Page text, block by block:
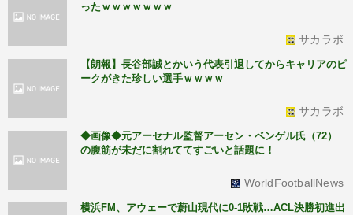
ったｗｗｗｗｗｗｗ
サカラボ
【朗報】長谷部誠とかいう代表引退してからキャリアのピ
ークがきた珍しい選手ｗｗｗｗ
サカラボ
◆画像◆元アーセナル監督アーセン・ベンゲル氏（72）
の腹筋が未だに割れててすごいと話題に！
WorldFootballNews
横浜FM、アウェーで蔚山現代に0-1敗戦…ACL決勝初進出